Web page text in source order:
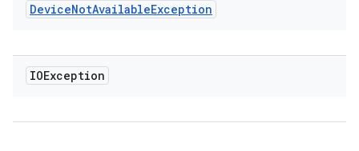
DeviceNotAvailableException
IOException